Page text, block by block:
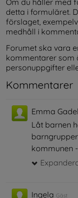
detta i formuläret.
förslaget,
medhåll i
Forumet ska vara
kommentarer som
personuppgifter
Kommentarer
Emma
Låt barnen
kommunen
Ingela Gäst